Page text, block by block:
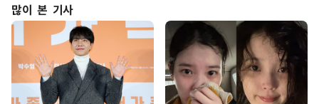
많이 본 기사